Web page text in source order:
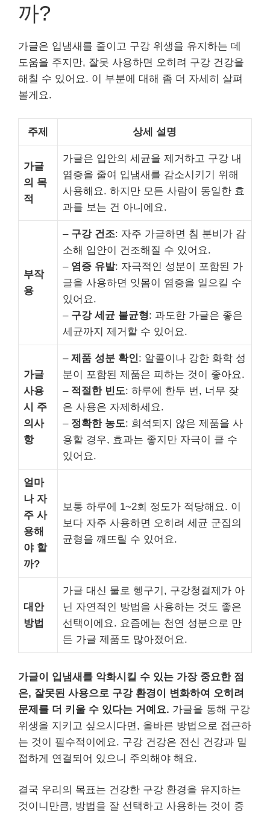
까?
가글은 입냄새를 줄이고 구강 위생을 유지하는 데
도움을 주지만, 잘못 사용하면 오히려 구강 건강을
해칠 수 있어요. 이 부분에 대해 좀 더 자세히 살펴
볼게요.
주제 상세 설명
가글
의 목
적
가글은 입안의 세균을 제거하고 구강 내
염증을 줄여 입냄새를 감소시키기 위해
사용해요. 하지만 모든 사람이 동일한 효
과를 보는 건 아니에요.
부작
용
– 구강 건조: 자주 가글하면 침 분비가 감
소해 입안이 건조해질 수 있어요.
– 염증 유발: 자극적인 성분이 포함된 가
글을 사용하면 잇몸이 염증을 일으킬 수
있어요.
– 구강 세균 불균형: 과도한 가글은 좋은
세균까지 제거할 수 있어요.
가글
사용
시 주
의사
항
– 제품 성분 확인: 알콜이나 강한 화학 성
분이 포함된 제품은 피하는 것이 좋아요.
– 적절한 빈도: 하루에 한두 번, 너무 잦
은 사용은 자제하세요.
– 정확한 농도: 희석되지 않은 제품을 사
용할 경우, 효과는 좋지만 자극이 클 수
있어요.
얼마
나 자
주 사
용해
야 할
까?
보통 하루에 1~2회 정도가 적당해요. 이
보다 자주 사용하면 오히려 세균 군집의
균형을 깨뜨릴 수 있어요.
대안
방법
가글 대신 물로 헹구기, 구강청결제가 아
닌 자연적인 방법을 사용하는 것도 좋은
선택이에요. 요즘에는 천연 성분으로 만
든 가글 제품도 많아졌어요.
가글이 입냄새를 악화시킬 수 있는 가장 중요한 점
은, 잘못된 사용으로 구강 환경이 변화하여 오히려
문제를 더 키울 수 있다는 거예요. 가글을 통해 구강
위생을 지키고 싶으시다면, 올바른 방법으로 접근하
는 것이 필수적이에요. 구강 건강은 전신 건강과 밀
접하게 연결되어 있으니 주의해야 해요.
결국 우리의 목표는 건강한 구강 환경을 유지하는
것이니만큼, 방법을 잘 선택하고 사용하는 것이 중